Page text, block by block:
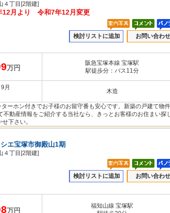
４丁目[2階建]
月より 令和7年12月変更
検討リストに追加 お問い合わせ
万円
阪急宝塚本線 宝塚駅
駅徒歩分：バス11分
月
木造
ーホン付きでお子様のお留守番も安心です。新築の戸建て物
動産情報をご紹介する当社なら、きっとお客様のお住まい探
下さい。
エ宝塚市御殿山1期
４丁目[2階建]
検討リストに追加 お問い合わせ
万円
福知山線 宝塚駅